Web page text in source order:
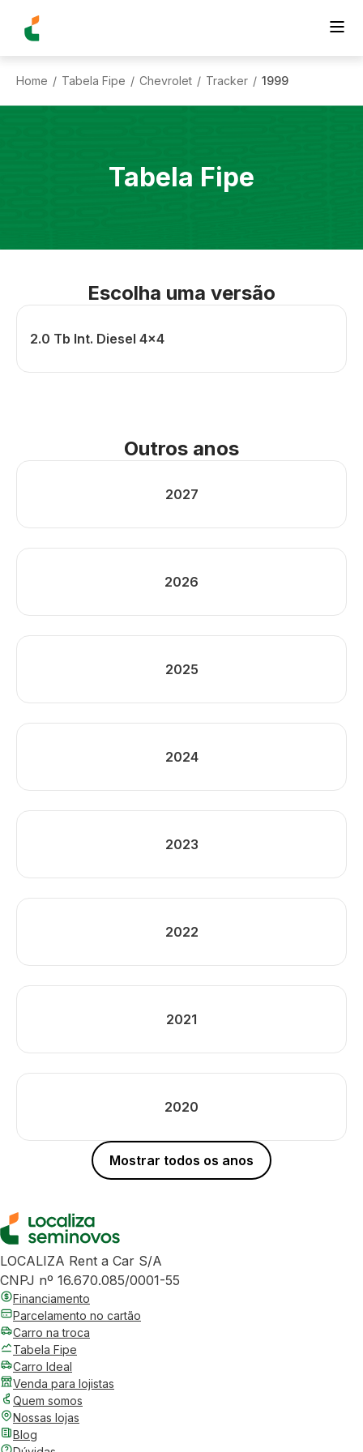
Home / Tabela Fipe / Chevrolet / Tracker / 1999
Tabela Fipe
Escolha uma versão
2.0 Tb Int. Diesel 4x4
Outros anos
2027
2026
2025
2024
2023
2022
2021
2020
Mostrar todos os anos
LOCALIZA Rent a Car S/A
CNPJ nº 16.670.085/0001-55
Financiamento
Parcelamento no cartão
Carro na troca
Tabela Fipe
Carro Ideal
Venda para lojistas
Quem somos
Nossas lojas
Blog